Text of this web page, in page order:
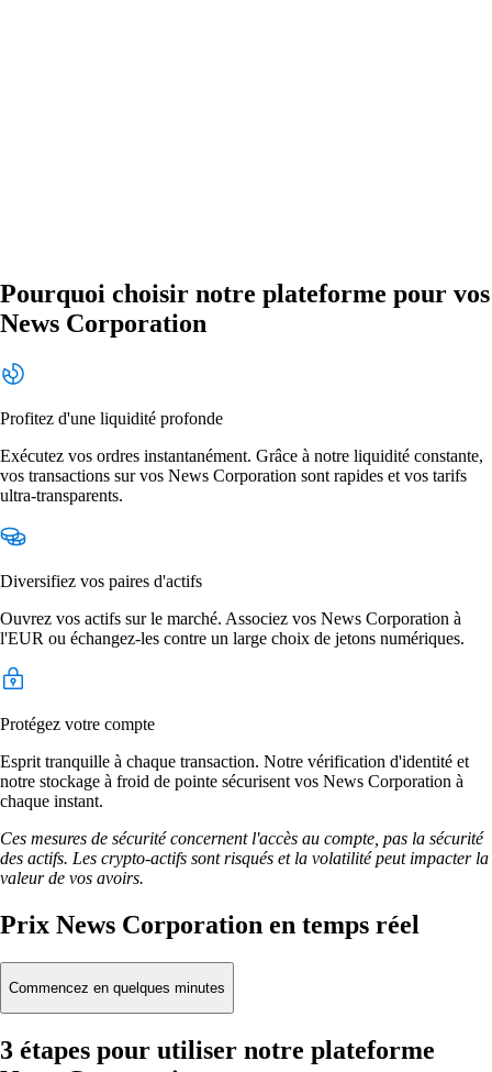
Pourquoi choisir notre plateforme pour vos
News Corporation
Profitez d'une liquidité profonde
Exécutez vos ordres instantanément. Grâce à notre liquidité constante,
vos transactions sur vos News Corporation sont rapides et vos tarifs
ultra-transparents.
Diversifiez vos paires d'actifs
Ouvrez vos actifs sur le marché. Associez vos News Corporation à
l'EUR ou échangez-les contre un large choix de jetons numériques.
Protégez votre compte
Esprit tranquille à chaque transaction. Notre vérification d'identité et
notre stockage à froid de pointe sécurisent vos News Corporation à
chaque instant.
Ces mesures de sécurité concernent l'accès au compte, pas la sécurité
des actifs. Les crypto-actifs sont risqués et la volatilité peut impacter la
valeur de vos avoirs.
Prix News Corporation en temps réel
Commencez en quelques minutes
3 étapes pour utiliser notre plateforme